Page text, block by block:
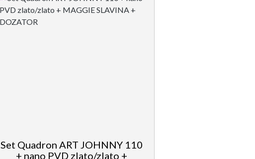
Set Quadron ART JOHNNY 110
+ nano PVD zlato/zlato +